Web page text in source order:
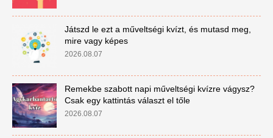
Játszd le ezt a műveltségi kvízt, és mutasd meg,
mire vagy képes
2026.08.07
Remekbe szabott napi műveltségi kvízre vágysz?
Csak egy kattintás választ el tőle
2026.08.07